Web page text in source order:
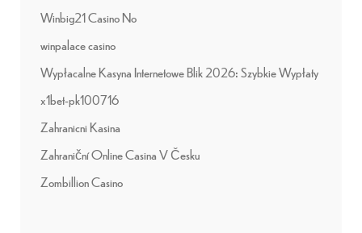
Winbig21 Casino No
winpalace casino
Wypłacalne Kasyna Internetowe Blik 2026: Szybkie Wypłaty
x1bet-pk100716
Zahranicni Kasina
Zahraniční Online Casina V Česku
Zombillion Casino